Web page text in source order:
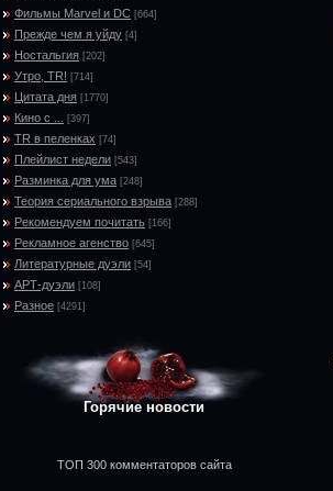
Фильмы Marvel и DC [664]
Прежде чем я уйду [4]
Ностальгия [202]
Утро, TR! [714]
Цитата дня [1770]
Кино с ... [397]
TR в пеленках [74]
Плейлист недели [543]
Разминка для ума [248]
Теория сериального взрыва [288]
Рекомендуем почитать [166]
Рекламное агенство [645]
Литературные дуэли [54]
АРТ-дуэли [108]
Разное [4291]
Горячие новости
ТОП 300 комментаторов сайта